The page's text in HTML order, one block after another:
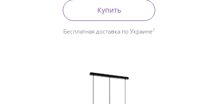
Купить
Бесплатная доставка по Украине1